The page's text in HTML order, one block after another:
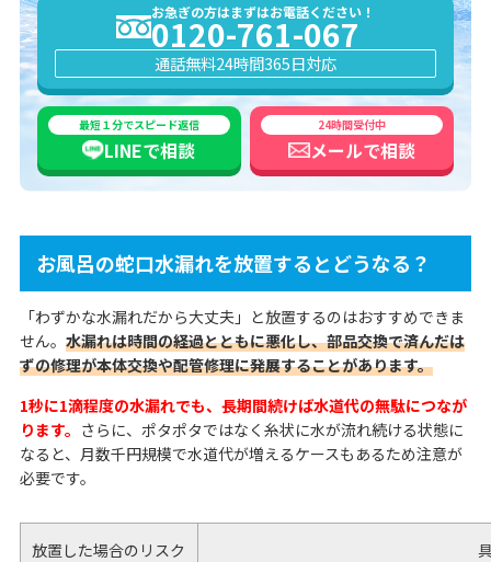
お急ぎの方はまずはお電話ください！
0120-761-067
通話無料24時間365日対応
最短１分でスピード返信
LINEで相談
24時間受付中
メールで相談
お風呂の蛇口水漏れを放置するとどうなる？
「わずかな水漏れだから大丈夫」と放置するのはおすすめできま
せん。 水漏れは時間の経過とともに悪化し、部品交換で済んだは
ずの修理が本体交換や配管修理に発展することがあります。
1秒に1滴程度の水漏れでも、長期間続けば水道代の無駄につなが
ります。 さらに、ポタポタではなく糸状に水が流れ続ける状態に
なると、月数千円規模で水道代が増えるケースもあるため注意が
必要です。
放置した場合のリスク